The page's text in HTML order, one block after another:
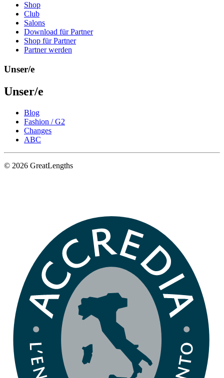
Shop
Club
Salons
Download für Partner
Shop für Partner
Partner werden
Unser/e
Unser/e
Blog
Fashion / G2
Changes
ABC
© 2026 GreatLengths